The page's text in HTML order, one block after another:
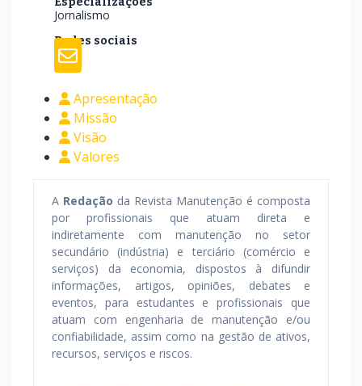
Jornalismo
Redes sociais
Apresentação
Missão
Visão
Valores
A Redação da Revista Manutenção é composta
por profissionais que atuam direta e
indiretamente com manutenção no setor
secundário (indústria) e terciário (comércio e
serviços) da economia, dispostos à difundir
informações, artigos, opiniões, debates e
eventos, para estudantes e profissionais que
atuam com engenharia de manutenção e/ou
confiabilidade, assim como na gestão de ativos,
recursos, serviços e riscos.